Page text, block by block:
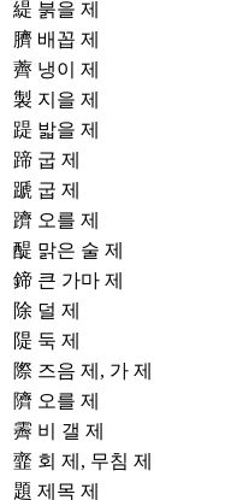
緹 붉을 제
臍 배꼽 제
薺 냉이 제
製 지을 제
踶 밟을 제
蹄 굽 제
蹏 굽 제
躋 오를 제
醍 맑은 술 제
鍗 큰 가마 제
除 덜 제
隄 둑 제
際 즈음 제, 가 제
隮 오를 제
霽 비 갤 제
韲 회 제, 무침 제
題 제목 제